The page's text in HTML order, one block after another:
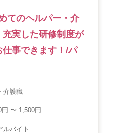
てのヘルパー・介
実した研修制度が
事できます！/パ
介護職
円 〜 1,500円
ルバイト